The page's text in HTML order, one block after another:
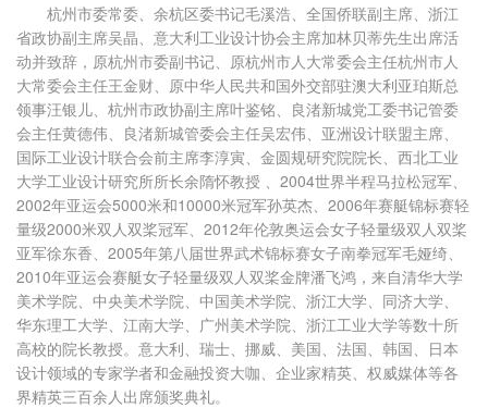
杭州市委常委、余杭区委书记毛溪浩、全国侨联副主席、浙江
省政协副主席吴晶、意大利工业设计协会主席加林贝蒂先生出席活
动并致辞，原杭州市委副书记、原杭州市人大常委会主任杭州市人
大常委会主任王金财、原中华人民共和国外交部驻澳大利亚珀斯总
领事汪银儿、杭州市政协副主席叶鉴铭、良渚新城党工委书记管委
会主任黄德伟、良渚新城管委会主任吴宏伟、亚洲设计联盟主席、
国际工业设计联合会前主席李淳寅、金圆规研究院院长、西北工业
大学工业设计研究所所长余隋怀教授 、2004世界半程马拉松冠军、
2002年亚运会5000米和10000米冠军孙英杰、2006年赛艇锦标赛轻
量级2000米双人双桨冠军、2012年伦敦奥运会女子轻量级双人双桨
亚军徐东香、2005年第八届世界武术锦标赛女子南拳冠军毛娅绮、
2010年亚运会赛艇女子轻量级双人双桨金牌潘飞鸿，来自清华大学
美术学院、中央美术学院、中国美术学院、浙江大学、同济大学、
华东理工大学、江南大学、广州美术学院、浙江工业大学等数十所
高校的院长教授。意大利、瑞士、挪威、美国、法国、韩国、日本
设计领域的专家学者和金融投资大咖、企业家精英、权威媒体等各
界精英三百余人出席颁奖典礼。